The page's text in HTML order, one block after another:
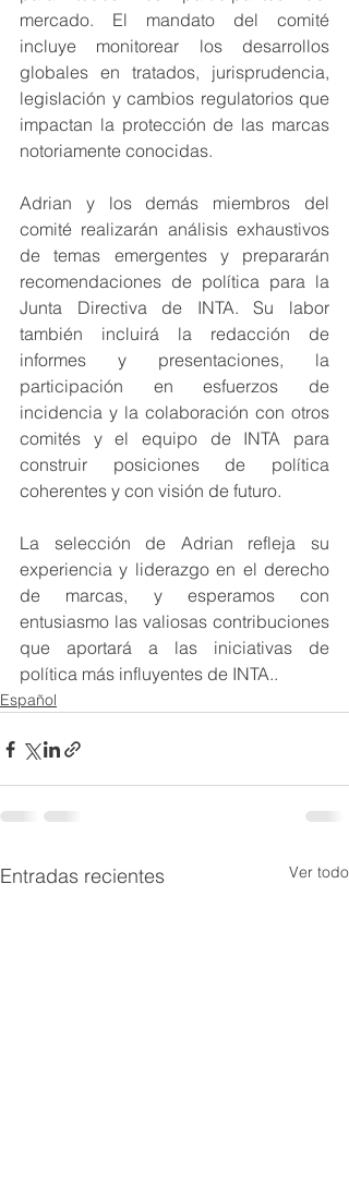
mercado. El mandato del comité
incluye monitorear los desarrollos
globales en tratados, jurisprudencia,
legislación y cambios regulatorios que
impactan la protección de las marcas
notoriamente conocidas.
Adrian y los demás miembros del
comité realizarán análisis exhaustivos
de temas emergentes y prepararán
recomendaciones de política para la
Junta Directiva de INTA. Su labor
también incluirá la redacción de
informes y presentaciones, la
participación en esfuerzos de
incidencia y la colaboración con otros
comités y el equipo de INTA para
construir posiciones de política
coherentes y con visión de futuro.
La selección de Adrian refleja su
experiencia y liderazgo en el derecho
de marcas, y esperamos con
entusiasmo las valiosas contribuciones
que aportará a las iniciativas de
política más influyentes de INTA..
Español
Entradas recientes Ver todo